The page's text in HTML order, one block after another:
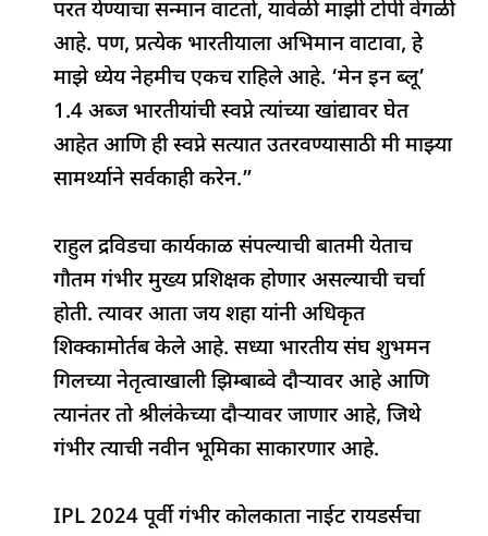
परत येण्याचा सन्मान वाटतो, यावेळी माझी टोपी वेगळी
आहे. पण, प्रत्येक भारतीयाला अभिमान वाटावा, हे
माझे ध्येय नेहमीच एकच राहिले आहे. ‘मेन इन ब्लू’
1.4 अब्ज भारतीयांची स्वप्ने त्यांच्या खांद्यावर घेत
आहेत आणि ही स्वप्ने सत्यात उतरवण्यासाठी मी माझ्या
सामर्थ्याने सर्वकाही करेन.”
राहुल द्रविडचा कार्यकाळ संपल्याची बातमी येताच
गौतम गंभीर मुख्य प्रशिक्षक होणार असल्याची चर्चा
होती. त्यावर आता जय शहा यांनी अधिकृत
शिक्कामोर्तब केले आहे. सध्या भारतीय संघ शुभमन
गिलच्या नेतृत्वाखाली झिम्बाब्वे दौऱ्यावर आहे आणि
त्यानंतर तो श्रीलंकेच्या दौऱ्यावर जाणार आहे, जिथे
गंभीर त्याची नवीन भूमिका साकारणार आहे.
IPL 2024 पूर्वी गंभीर कोलकाता नाईट रायडर्सचा